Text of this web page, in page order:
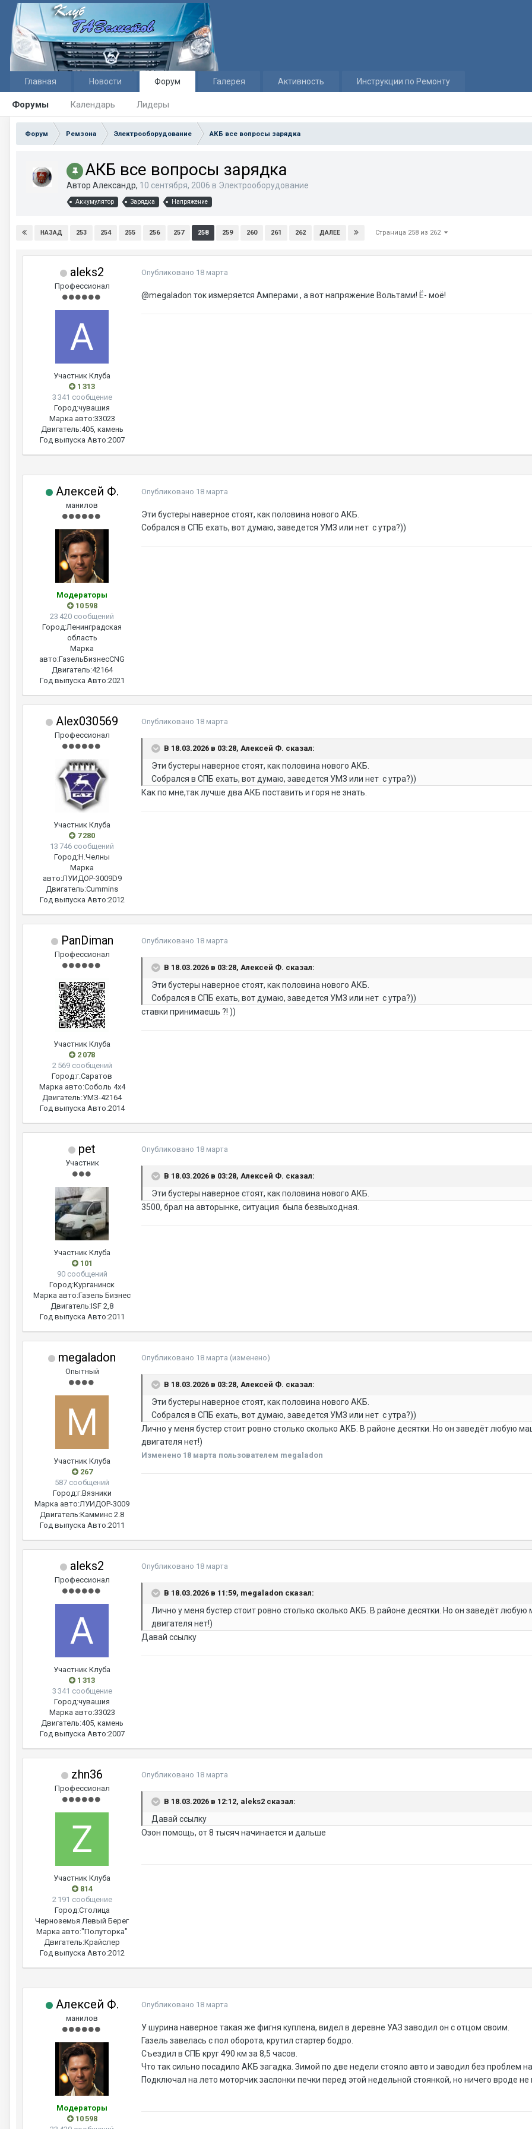
Главная Новости Форум
Форумы Календарь Лидеры
Галерея Активность Инструкции по Ремонту
Форум Ремзона Электрооборудование АКБ все вопросы зарядка
АКБ все вопросы зарядка
Автор Александр, 10 сентября, 2006 в Электрооборудование
Аккумулятор Зарядка Напряжение
НАЗАД 253 254 255 256 257 258 259 260 261 262 ДАЛЕЕ Страница 258 из 262
aleks2
Профессионал
Участник Клуба
1 313
3 341 сообщение
Город:чувашия
Марка авто:33023
Двигатель:405, камень
Год выпуска Авто:2007
Опубликовано 18 марта
@megaladon ток измеряется Амперами , а вот напряжение Вольтами! Ё- моё!
Алексей Ф.
манилов
Модераторы
10 598
23 420 сообщений
Город:Ленинградская
область
Марка
авто:ГазельБизнесCNG
Двигатель:42164
Год выпуска Авто:2021
Опубликовано 18 марта
Эти бустеры наверное стоят, как половина нового АКБ.
Собрался в СПБ ехать, вот думаю, заведется УМЗ или нет с утра?))
Alex030569
Профессионал
Участник Клуба
7 280
13 746 сообщений
Город:Н.Челны
Марка
авто:ЛУИДОР-3009D9
Двигатель:Cummins
Год выпуска Авто:2012
Опубликовано 18 марта
В 18.03.2026 в 03:28, Алексей Ф. сказал:
Эти бустеры наверное стоят, как половина нового АКБ.
Собрался в СПБ ехать, вот думаю, заведется УМЗ или нет с утра?))
Как по мне,так лучше два АКБ поставить и горя не знать.
PanDiman
Профессионал
Участник Клуба
2 078
2 569 сообщений
Город:г.Саратов
Марка авто:Соболь 4х4
Двигатель:УМЗ-42164
Год выпуска Авто:2014
Опубликовано 18 марта
В 18.03.2026 в 03:28, Алексей Ф. сказал:
Эти бустеры наверное стоят, как половина нового АКБ.
Собрался в СПБ ехать, вот думаю, заведется УМЗ или нет с утра?))
ставки принимаешь ?! ))
pet
Участник
Участник Клуба
101
90 сообщений
Город:Курганинск
Марка авто:Газель Бизнес
Двигатель:ISF 2,8
Год выпуска Авто:2011
Опубликовано 18 марта
В 18.03.2026 в 03:28, Алексей Ф. сказал:
Эти бустеры наверное стоят, как половина нового АКБ.
3500, брал на авторынке, ситуация была безвыходная.
megaladon
Опытный
Участник Клуба
267
587 сообщений
Город:г.Вязники
Марка авто:ЛУИДОР-3009
Двигатель:Камминс 2.8
Год выпуска Авто:2011
Опубликовано 18 марта (изменено)
В 18.03.2026 в 03:28, Алексей Ф. сказал:
Эти бустеры наверное стоят, как половина нового АКБ.
Собрался в СПБ ехать, вот думаю, заведется УМЗ или нет с утра?))
Лично у меня бустер стоит ровно столько сколько АКБ. В районе десятки. Но он заведёт любую
двигателя нет!)
Изменено 18 марта пользователем megaladon
aleks2
Профессионал
Участник Клуба
1 313
3 341 сообщение
Город:чувашия
Марка авто:33023
Двигатель:405, камень
Год выпуска Авто:2007
Опубликовано 18 марта
В 18.03.2026 в 11:59, megaladon сказал:
Лично у меня бустер стоит ровно столько сколько АКБ. В районе десятки. Но он заведёт
двигателя нет!)
Давай ссылку
zhn36
Профессионал
Участник Клуба
814
2 191 сообщение
Город:Столица
Черноземья Левый Берег
Марка авто:"Полуторка"
Двигатель:Крайслер
Год выпуска Авто:2012
Опубликовано 18 марта
В 18.03.2026 в 12:12, aleks2 сказал:
Давай ссылку
Озон помощь, от 8 тысяч начинается и дальше
Алексей Ф.
манилов
Модераторы
10 598
Опубликовано 18 марта
У шурина наверное такая же фигня куплена, видел в деревне УАЗ заводил он с отцом своим.
Газель завелась с пол оборота, крутил стартер бодро.
Съездил в СПБ круг 490 км за 8,5 часов.
Что так сильно посадило АКБ загадка. Зимой по две недели стояло авто и заводил без проблем
Подключал на лето моторчик заслонки печки перед этой недельной стоянкой, но ничего вроде